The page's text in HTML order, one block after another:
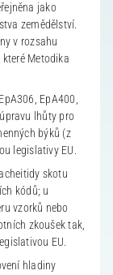
jako
zemědělství.
v rozsahu
Metodika
EpA400,
lhůty pro
býků (z
legislativy EU.
skotu
kódů; u
vzorků nebo
zkoušek tak,
EU.
hladiny